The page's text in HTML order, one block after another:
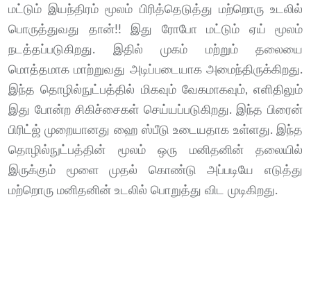
மட்டும் இயந்திரம் மூலம் பிரித்தெடுத்து மற்றொரு உடலில்
பொருத்துவது தான்!! இது ரோபோ மட்டும் ஏய் மூலம்
நடத்தப்படுகிறது. இதில் முகம் மற்றும் தலையை
மொத்தமாக மாற்றுவது அடிப்படையாக அமைந்திருக்கிறது.
இந்த தொழில்நுட்பத்தில் மிகவும் வேகமாகவும், எளிதிலும்
இது போன்ற சிகிச்சைகள் செய்யப்படுகிறது. இந்த பிரைன்
பிரிட்ஜ் முறையானது ஹை ஸ்பீடு உடையதாக உள்ளது. இந்த
தொழில்நுட்பத்தின் மூலம் ஒரு மனிதனின் தலையில்
இருக்கும் மூளை முதல் கொண்டு அப்படியே எடுத்து
மற்றொரு மனிதனின் உடலில் பொறுத்து விட முடிகிறது.